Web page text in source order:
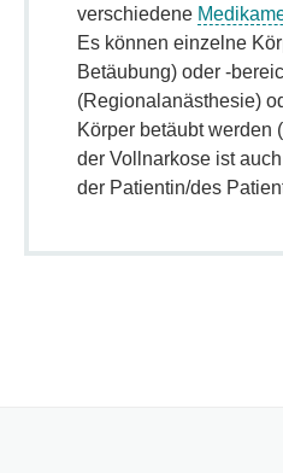
verschiedene
Es können einzelne
Betäubung) oder -
(Regionalanästhesie)
Körper betäubt werden (
der Vollnarkose ist
der Patientin/des